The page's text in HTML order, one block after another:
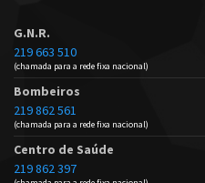
G.N.R.
219 663 510
(chamada para a rede fixa nacional)
Bombeiros
219 862 561
(chamada para a rede fixa nacional)
Centro de Saúde
219 862 397